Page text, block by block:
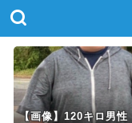
【画像】120キロ男性